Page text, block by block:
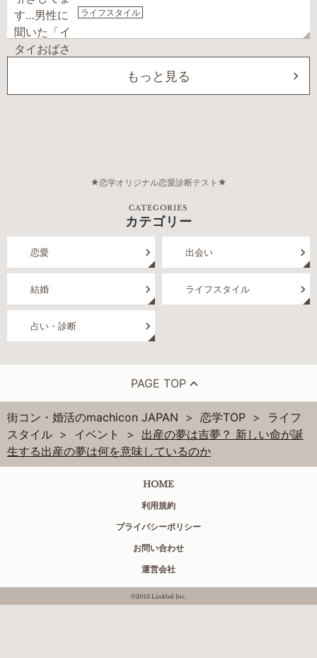
ライフスタイル
もっと見る
恋学オリジナル恋愛診断テスト
CATEGORIES
カテゴリー
恋愛 出会い
結婚 ライフスタイル
占い・診断
PAGE TOP
街コン・婚活のmachicon JAPAN 恋学TOP
ライフ
スタイル
イベント
出産の夢は吉夢？ 新しい命が誕
生する出産の夢は何を意味しているのか
HOME
利用規約
プライバシーポリシー
お問い合わせ
運営会社
©2013 Linkbal Inc.